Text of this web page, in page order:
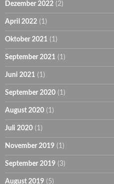
Dezember 2022 (2)
April 2022 (1)
Oktober 2021 (1)
September 2021 (1)
Juni 2021 (1)
September 2020 (1)
August 2020 (1)
Juli 2020 (1)
November 2019 (1)
September 2019 (3)
August 2019 (5)